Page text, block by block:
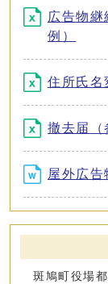
広告物
例）
住所氏名
撤去届（
屋外広告
斑鳩町役場